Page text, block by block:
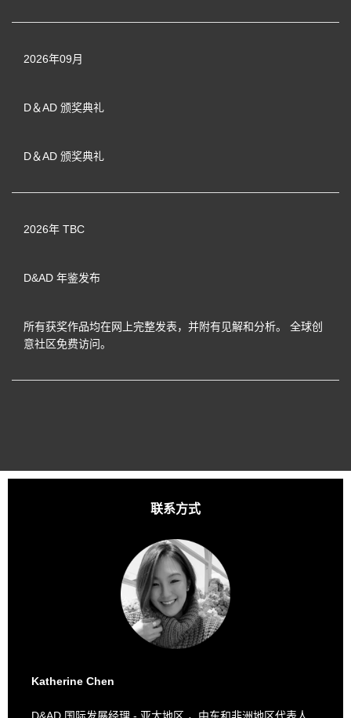
2026年09月
D＆AD 颁奖典礼
D＆AD 颁奖典礼
2026年 TBC
D&AD 年鉴发布
所有获奖作品均在网上完整发表，并附有见解和分析。 全球创
意社区免费访问。
联系方式
Katherine Chen